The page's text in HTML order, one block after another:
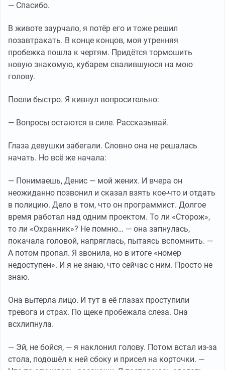
— Спасибо.
В животе заурчало, я потёр его и тоже решил
позавтракать. В конце концов, моя утренняя
пробежка пошла к чертям. Придётся тормошить
новую знакомую, кубарем свалившуюся на мою
голову.
Поели быстро. Я кивнул вопросительно:
— Вопросы остаются в силе. Рассказывай.
Глаза девушки забегали. Словно она не решалась
начать. Но всё же начала:
— Понимаешь, Денис — мой жених. И вчера он
неожиданно позвонил и сказал взять кое-что и отдать
в полицию. Дело в том, что он программист. Долгое
время работал над одним проектом. То ли «Сторож»,
то ли «Охранник»? Не помню… — она запнулась,
покачала головой, напряглась, пытаясь вспомнить. —
А потом пропал. Я звонила, но в итоге «номер
недоступен». И я не знаю, что сейчас с ним. Просто не
знаю.
Она вытерла лицо. И тут в её глазах проступили
тревога и страх. По щеке пробежала слеза. Она
всхлипнула.
— Эй, не бойся, — я наклонил голову. Потом встал из-за
стола, подошёл к ней сбоку и присел на корточки. —